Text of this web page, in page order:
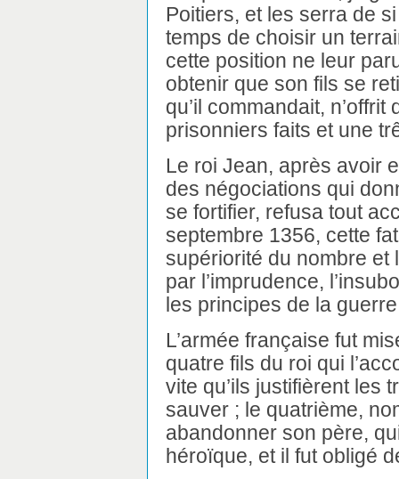
Poitiers, et les serra de
temps de choisir un
cette position ne leur
obtenir que son fils se
qu’il commandait,
prisonniers faits et une
Le roi Jean, après avoir
des négociations qui
se fortifier, refusa tout
septembre 1356, cette
supériorité du nombre et
par l’imprudence,
les principes de la
L’armée française fut
quatre fils du roi qui
vite qu’ils justifièrent les
sauver ; le quatrième,
abandonner son père,
héroïque, et il fut obligé